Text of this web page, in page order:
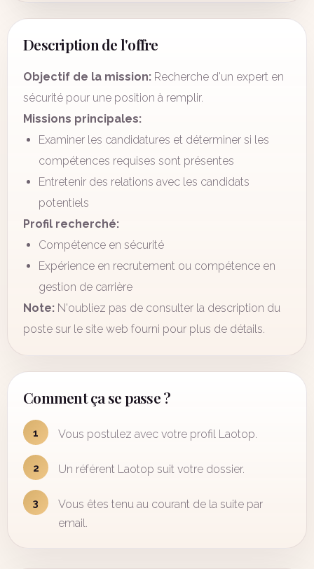
Description de l'offre
Objectif de la mission: Recherche d'un expert en
sécurité pour une position à remplir.
Missions principales:
Examiner les candidatures et déterminer si les
compétences requises sont présentes
Entretenir des relations avec les candidats
potentiels
Profil recherché:
Compétence en sécurité
Expérience en recrutement ou compétence en
gestion de carrière
Note: N'oubliez pas de consulter la description du
poste sur le site web fourni pour plus de détails.
Comment ça se passe ?
1 Vous postulez avec votre profil Laotop.
2 Un référent Laotop suit votre dossier.
3
Vous êtes tenu au courant de la suite par
email.